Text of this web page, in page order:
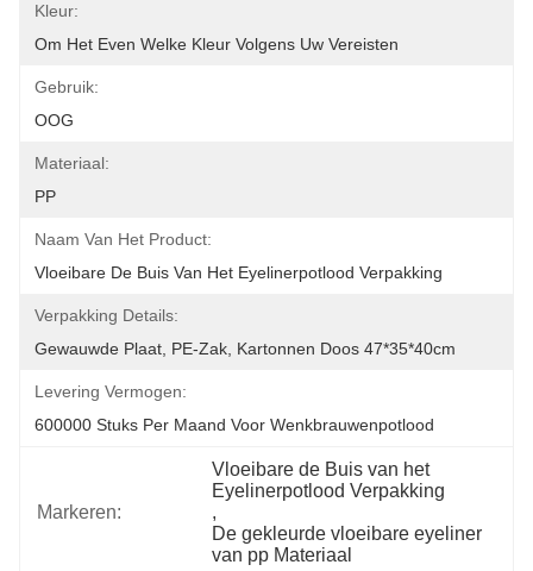
Kleur:
Om Het Even Welke Kleur Volgens Uw Vereisten
Gebruik:
OOG
Materiaal:
PP
Naam Van Het Product:
Vloeibare De Buis Van Het Eyelinerpotlood Verpakking
Verpakking Details:
Gewauwde Plaat, PE-Zak, Kartonnen Doos 47*35*40cm
Levering Vermogen:
600000 Stuks Per Maand Voor Wenkbrauwenpotlood
Markeren:
Vloeibare de Buis van het
Eyelinerpotlood Verpakking
,
De gekleurde vloeibare eyeliner
van pp Materiaal